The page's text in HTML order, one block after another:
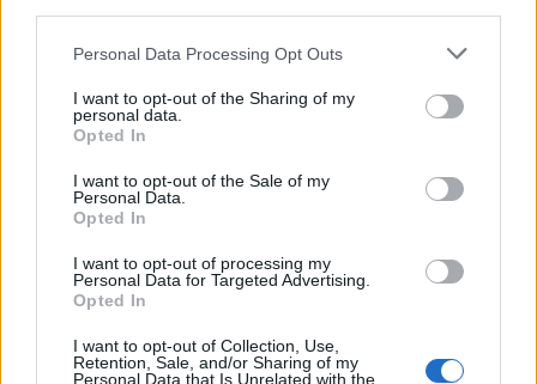
Personal Data Processing Opt Outs
I want to opt-out of the Sharing of my
personal data.
Opted In
I want to opt-out of the Sale of my
Personal Data.
Opted In
I want to opt-out of processing my
Personal Data for Targeted Advertising.
Opted In
I want to opt-out of Collection, Use,
Retention, Sale, and/or Sharing of my
Personal Data that Is Unrelated with the
Sándor Ella: Na, indíts, s
menjünk!
A rovat további cikkei